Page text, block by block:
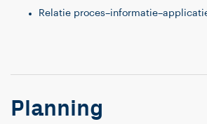
Relatie
Planning